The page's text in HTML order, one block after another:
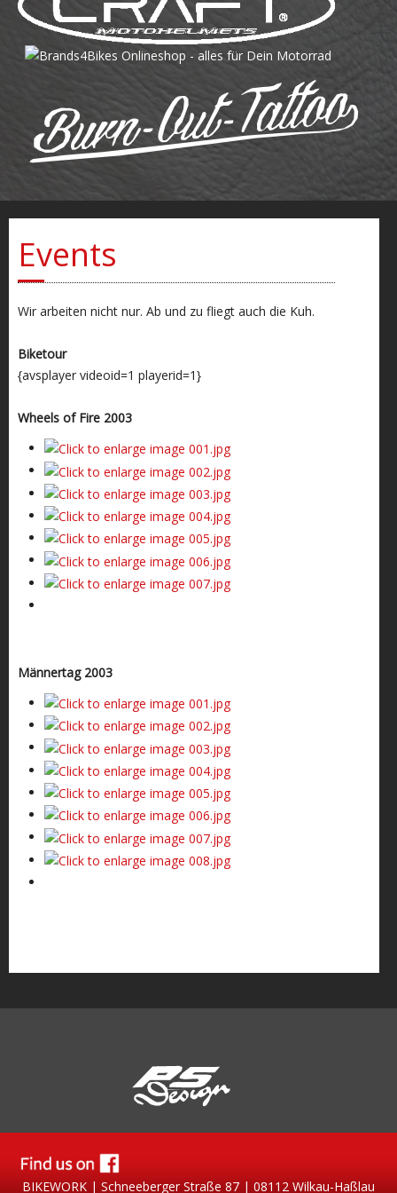
Events
Wir arbeiten nicht nur. Ab und zu fliegt auch die Kuh.
Biketour
{avsplayer videoid=1 playerid=1}
Wheels of Fire 2003
Männertag 2003
BIKEWORK | Schneeberger Straße 87 | 08112 Wilkau-Haßlau